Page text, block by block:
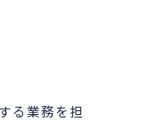
る業務を担